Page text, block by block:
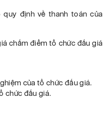
quy định về thanh toán của
chấm điểm tổ chức đấu giá
của tổ chức đấu giá.
chức đấu giá.